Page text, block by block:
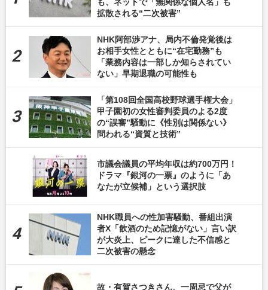
拡散される“二次被害”
NHK阿部渉アナ、局内不倫発覚後は
お相手女性とともに“在宅勤務”も
「業務内容は一部しか知らされてい
ない」早期退職の可能性も
「第108回全国高校野球選手権大会」
甲子園初の女性審判委員のよる2度
の“誤審”騒動に《性別は関係ない》
問われる“資質と技術”
市議会議員の平均年収は約700万円！
ドラマ『銀河の一票』のように「あ
なたが立候補」という選択肢
NHK職員への性加害騒動、番組出演
者X「飲酒のため記憶がない」言い訳
が大炎上、ピークに達した不信感と
二次被害の懸念
故・有賀さつきさん、一周忌で父が